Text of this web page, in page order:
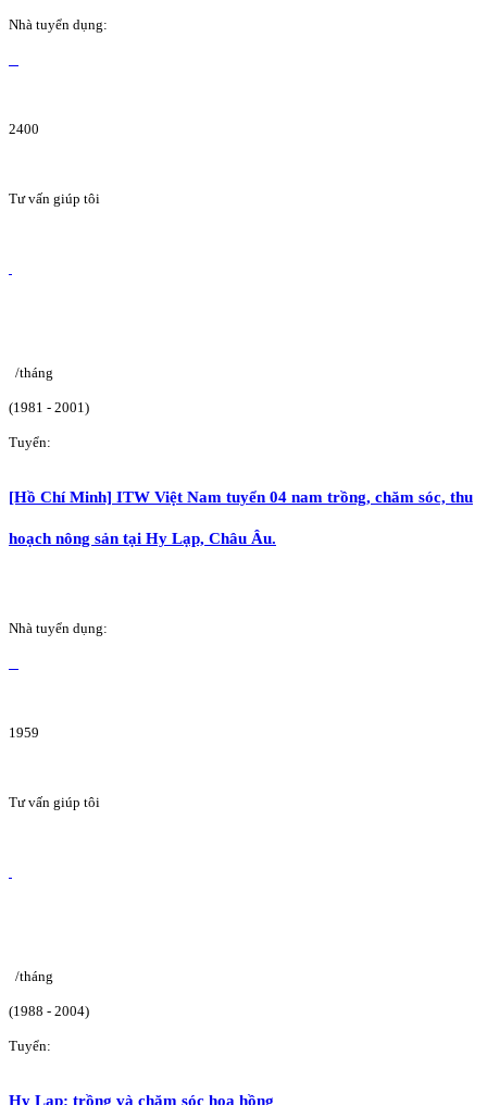
Nhà tuyển dụng:
2400
Tư vấn giúp tôi
/tháng
(1981 - 2001)
Tuyển:
[Hồ Chí Minh] ITW Việt Nam tuyển 04 nam trồng, chăm sóc, thu
hoạch nông sản tại Hy Lạp, Châu Âu.
Nhà tuyển dụng:
1959
Tư vấn giúp tôi
/tháng
(1988 - 2004)
Tuyển:
Hy Lạp: trồng và chăm sóc hoa hồng